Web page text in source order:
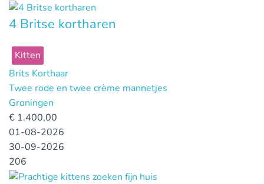
4 Britse kortharen
Kitten
Brits Korthaar
Twee rode en twee crème mannetjes
Groningen
€ 1.400,00
01-08-2026
30-09-2026
206